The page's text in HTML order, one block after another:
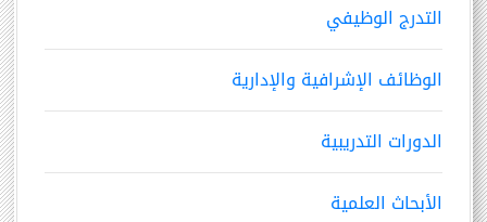
التدرج الوظيفي
الوظائف الإشرافية والإدارية
الدورات التدريبية
الأبحاث العلمية